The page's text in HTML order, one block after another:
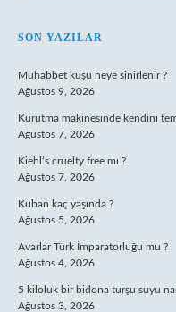
SON YAZILAR
Muhabbet kuşu neye sinirlenir ?
Ağustos 9, 2026
Kurutma makinesinde kendini
Ağustos 7, 2026
Kiehl’s cruelty free mı ?
Ağustos 7, 2026
Kuban kaç yaşında ?
Ağustos 5, 2026
Avarlar Türk İmparatorluğu mu ?
Ağustos 4, 2026
5 kiloluk bir bidona turşu suyu
Ağustos 3, 2026